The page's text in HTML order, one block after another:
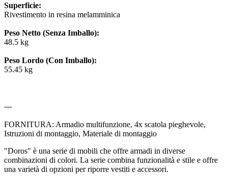
Superficie:
Rivestimento in resina melamminica
Peso Netto (Senza Imballo):
48.5 kg
Peso Lordo (Con Imballo):
55.45 kg
---
FORNITURA: Armadio multifunzione, 4x scatola pieghevole,
Istruzioni di montaggio, Materiale di montaggio
"Doros" è una serie di mobili che offre armadi in diverse
combinazioni di colori. La serie combina funzionalità e stile e offre
una varietà di opzioni per riporre vestiti e accessori.